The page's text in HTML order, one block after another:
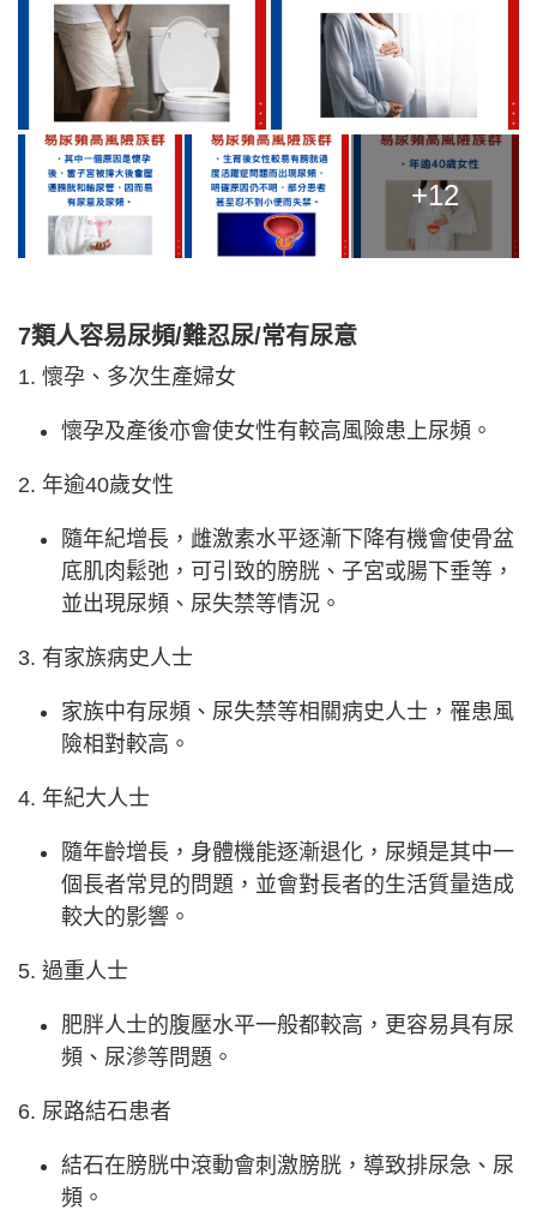
+12
7類人容易尿頻/難忍尿/常有尿意
1. 懷孕、多次生產婦女
懷孕及產後亦會使女性有較高風險患上尿頻。
2. 年逾40歲女性
隨年紀增長，雌激素水平逐漸下降有機會使骨盆
底肌肉鬆弛，可引致的膀胱、子宮或腸下垂等，
並出現尿頻、尿失禁等情況。
3. 有家族病史人士
家族中有尿頻、尿失禁等相關病史人士，罹患風
險相對較高。
4. 年紀大人士
隨年齡增長，身體機能逐漸退化，尿頻是其中一
個長者常見的問題，並會對長者的生活質量造成
較大的影響。
5. 過重人士
肥胖人士的腹壓水平一般都較高，更容易具有尿
頻、尿滲等問題。
6. 尿路結石患者
結石在膀胱中滾動會刺激膀胱，導致排尿急、尿
頻。